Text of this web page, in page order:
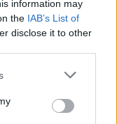
information may
the IAB’s List of
disclose it to other
or more Google
You may click to
party tags to
der ersten
zu den
Allianz?